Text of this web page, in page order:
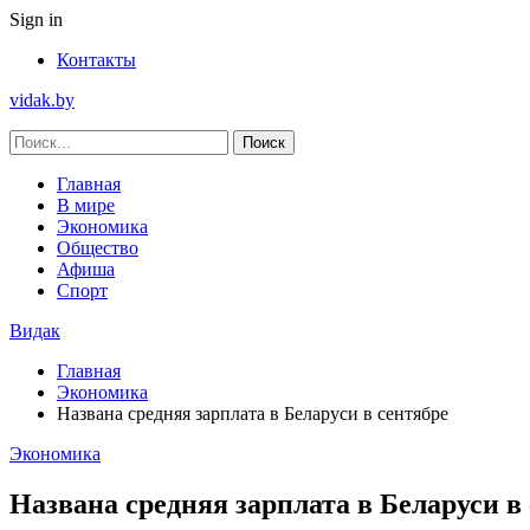
Sign in
Контакты
vidak.by
Главная
В мире
Экономика
Общество
Афиша
Спорт
Видак
Главная
Экономика
Названа средняя зарплата в Беларуси в сентябре
Экономика
Названа средняя зарплата в Беларуси в